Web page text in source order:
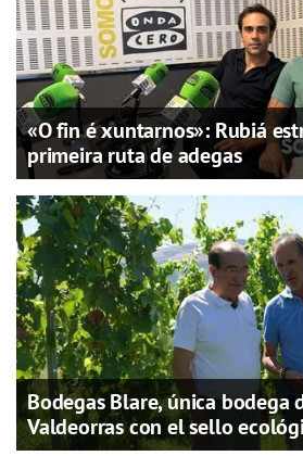
«O fin é xuntarnos»: Rubiá
primeira ruta de adegas
Bodegas Blare, única bodega
Valdeorras con el sello